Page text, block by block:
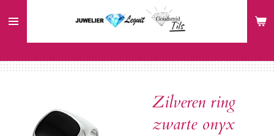
direct
hoofdinhoud
Zilveren ring
zwarte onyx